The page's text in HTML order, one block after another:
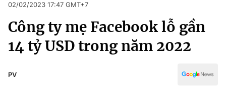
Chuyên mục
Chính trị
Pháp luật
Kinh tế
Thể thao
Truyền hình
02/02/2023 17:47 GMT+7
Công ty mẹ Facebook lỗ gần
14 tỷ USD trong năm 2022
PV